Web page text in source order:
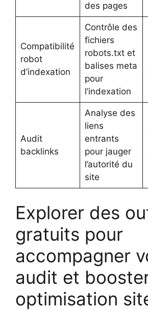
des pages
Compatibilité
robot
d’indexation
Contrôle des
fichiers
robots.txt et
balises meta
pour
l’indexation
Audit
backlinks
Analyse des
liens
entrants
pour jauger
l’autorité du
site
Explorer des
gratuits pour
accompagner
audit et
optimisation